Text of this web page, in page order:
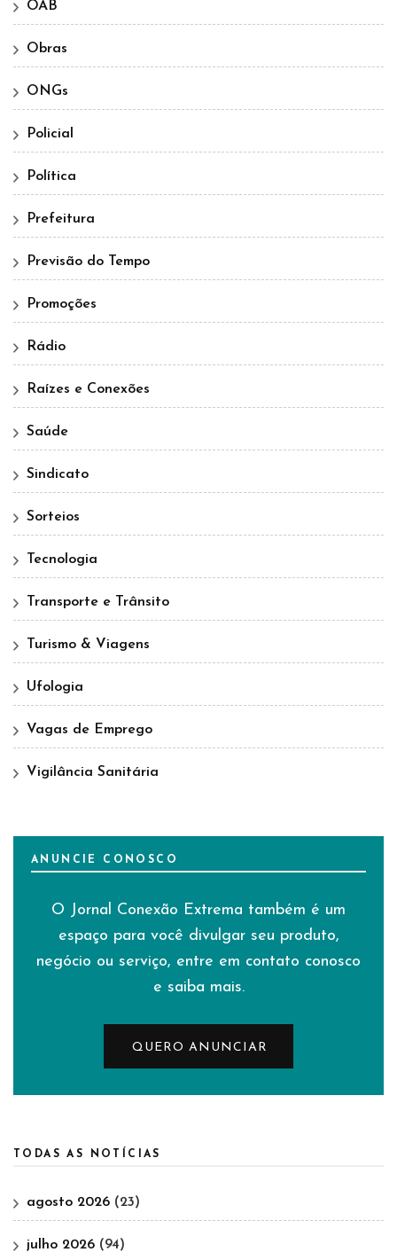
OAB
Obras
ONGs
Policial
Política
Prefeitura
Previsão do Tempo
Promoções
Rádio
Raízes e Conexões
Saúde
Sindicato
Sorteios
Tecnologia
Transporte e Trânsito
Turismo & Viagens
Ufologia
Vagas de Emprego
Vigilância Sanitária
ANUNCIE CONOSCO
O Jornal Conexão Extrema também é um
espaço para você divulgar seu produto,
negócio ou serviço, entre em contato conosco
e saiba mais.
QUERO ANUNCIAR
TODAS AS NOTÍCIAS
agosto 2026 (23)
julho 2026 (94)